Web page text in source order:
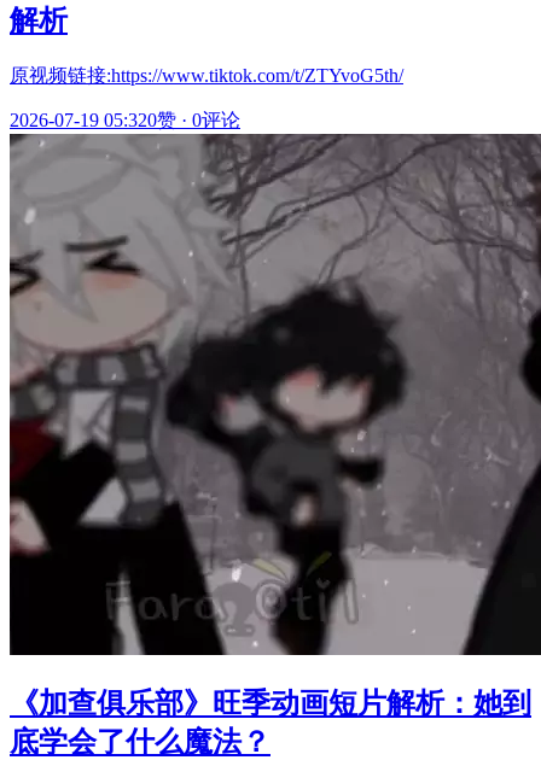
解析
原视频链接:https://www.tiktok.com/t/ZTYvoG5th/
2026-07-19 05:320赞 · 0评论
《加查俱乐部》旺季动画短片解析：她到
底学会了什么魔法？